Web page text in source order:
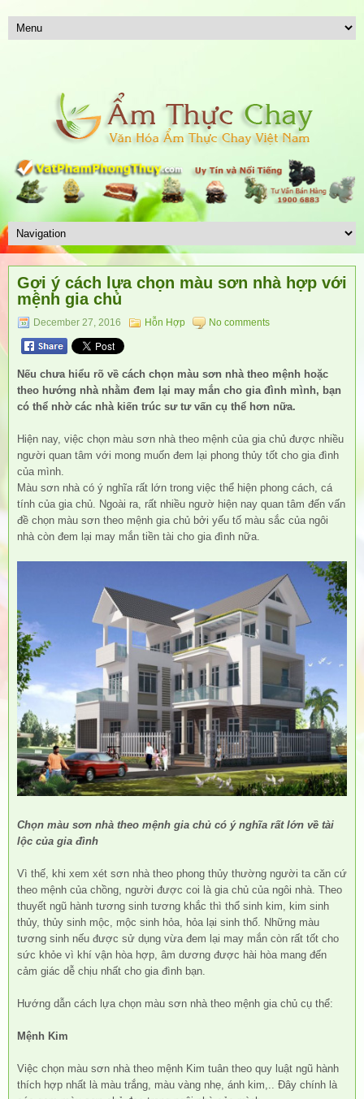
Gợi ý cách lựa chọn màu sơn nhà hợp với
mệnh gia chủ
December 27, 2016 Hỗn Hợp No comments
Nếu chưa hiểu rõ về cách chọn màu sơn nhà theo mệnh hoặc
theo hướng nhà nhằm đem lại may mắn cho gia đình mình, bạn
có thể nhờ các nhà kiến trúc sư tư vấn cụ thể hơn nữa.
Hiện nay, việc chọn màu sơn nhà theo mệnh của gia chủ được nhiều
người quan tâm với mong muốn đem lại phong thủy tốt cho gia đình
của mình.
Màu sơn nhà có ý nghĩa rất lớn trong việc thể hiện phong cách, cá
tính của gia chủ. Ngoài ra, rất nhiều ngườ hiện nay quan tâm đến vấn
đề chọn màu sơn theo mệnh gia chủ bởi yếu tố màu sắc của ngôi
nhà còn đem lại may mắn tiền tài cho gia đình nữa.
Chọn màu sơn nhà theo mệnh gia chủ có ý nghĩa rất lớn về tài
lộc của gia đình
Vì thế, khi xem xét sơn nhà theo phong thủy thường người ta căn cứ
theo mệnh của chồng, người được coi là gia chủ của ngôi nhà. Theo
thuyết ngũ hành tương sinh tương khắc thì thổ sinh kim, kim sinh
thủy, thủy sinh mộc, mộc sinh hỏa, hỏa lại sinh thổ. Những màu
tương sinh nếu được sử dụng vừa đem lại may mắn còn rất tốt cho
sức khỏe vì khí vận hòa hợp, âm dương được hài hòa mang đến
cảm giác dễ chịu nhất cho gia đình bạn.
Hướng dẫn cách lựa chọn màu sơn nhà theo mệnh gia chủ cụ thể:
Mệnh Kim
Việc chọn màu sơn nhà theo mệnh Kim tuân theo quy luật ngũ hành
thích hợp nhất là màu trắng, màu vàng nhẹ, ánh kim,.. Đây chính là